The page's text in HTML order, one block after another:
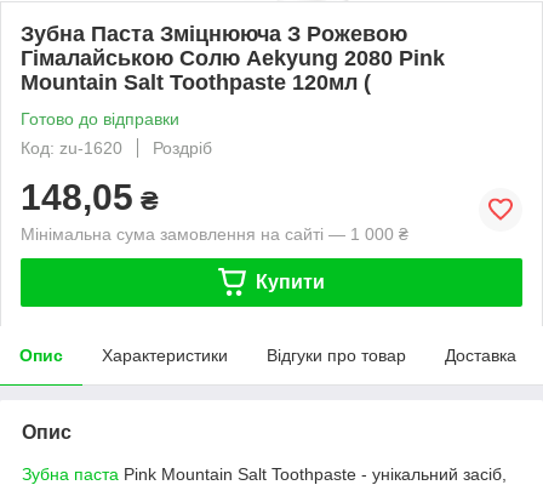
Зубна Паста Зміцнююча З Рожевою
Гімалайською Солю Aekyung 2080 Pink
Mountain Salt Toothpaste 120мл (
Готово до відправки
Код: zu-1620
Роздріб
148,05 ₴
Мінімальна сума замовлення на сайті — 1 000 ₴
Купити
Опис Характеристики Відгуки про товар Доставка
Опис
Зубна паста Pink Mountain Salt Toothpaste - унікальний засіб,